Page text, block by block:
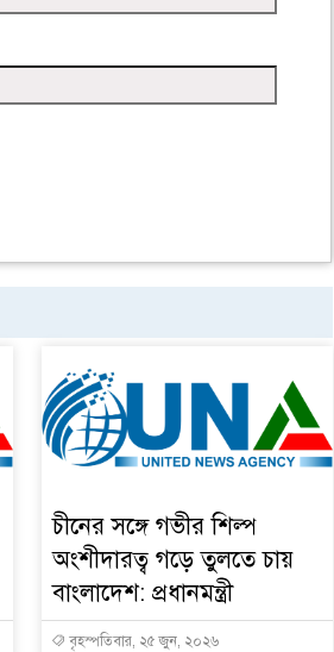
চীনের সঙ্গে গভীর শিল্প
অংশীদারত্ব গড়ে তুলতে চায়
বাংলাদেশ: প্রধানমন্ত্রী
বৃহস্পতিবার, ২৫ জুন, ২০২৬